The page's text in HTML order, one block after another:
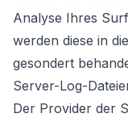
Analyse Ihres
werden diese in
gesondert
Server-Log-
Der Provider der